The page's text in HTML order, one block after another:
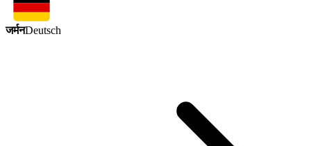
जर्मनDeutsch